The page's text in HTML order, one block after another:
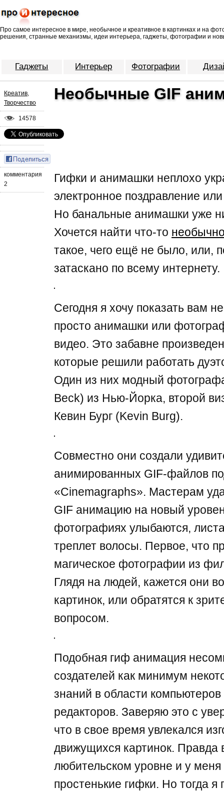
Про самое интересное в мире, необычное и креативное в картинках и на
решения, странные механизмы, идеи интерьера, гаджеты, фотографии и
Гаджеты Интерьер Фотографии
Креатив
Творчество
14578
комментария
2
Необычные GIF
Гифки и анимашки неплохо
электронное поздравление
Но банальные анимашки уже
Хочется найти что-то
такое, чего ещё не было, или,
затаскано по всему интернету.
Сегодня я хочу показать вам
просто анимашки или
видео. Это забавне
которые решили работать
Один из них модный
Beck) из Нью-Йорка, второй
Кевин Бург (Kevin Burg).
Совместно они создали
анимированных GIF-файлов
«Cinemagraphs». Мастерам
GIF анимацию на новый
фотографиях улыбаются,
треплет волосы. Первое, что
магическое фотографии из
Глядя на людей, кажется они
картинок, или обратятся к
вопросом.
Подобная гиф анимация
создателей как минимум
знаний в области
редакторов. Заверяю это с
что в свое время увлекался
движущихся картинок. Правда
любительском уровне и у меня
простенькие гифки. Но тогда я